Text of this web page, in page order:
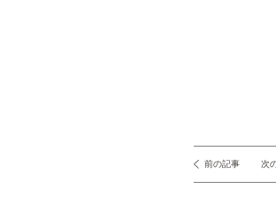
投前の記事 次